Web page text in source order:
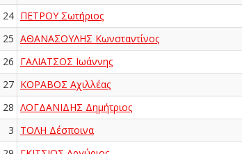
24 ΠΕΤΡΟΥ Σωτήριος
25 ΑΘΑΝΑΣΟΥΛΗΣ Κωνσταντίνος
26 ΓΑΛΙΑΤΣΟΣ Ιωάννης
27 ΚΟΡΑΒΟΣ Αχιλλέας
28 ΛΟΓΔΑΝΙΔΗΣ Δημήτριος
3 ΤΟΛΗ Δέσποινα